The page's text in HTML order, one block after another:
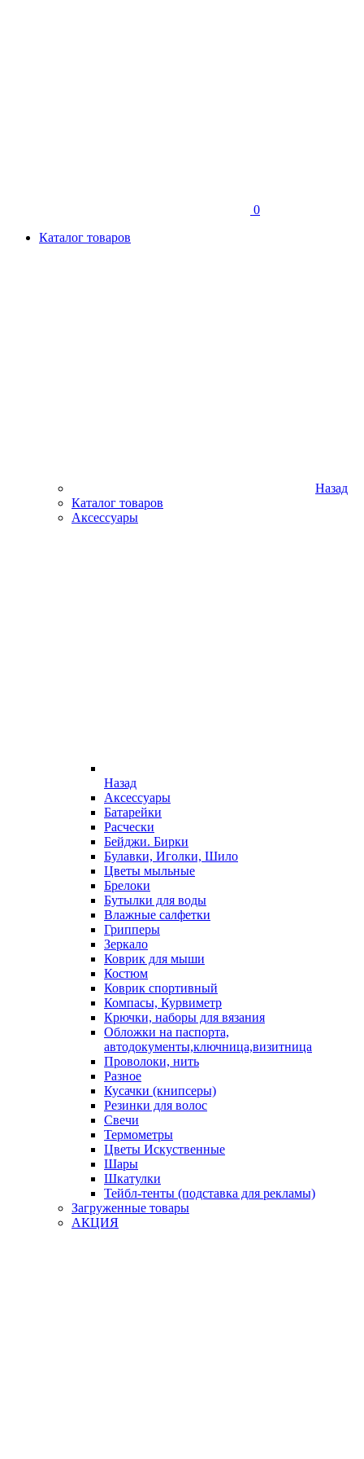
0
Каталог товаров
Назад
Каталог товаров
Аксессуары
Назад
Аксессуары
Батарейки
Расчески
Бейджи. Бирки
Булавки, Иголки, Шило
Цветы мыльные
Брелоки
Бутылки для воды
Влажные салфетки
Грипперы
Зеркало
Коврик для мыши
Костюм
Коврик спортивный
Компасы, Курвиметр
Крючки, наборы для вязания
Обложки на паспорта,
автодокументы,ключница,визитница
Проволоки, нить
Разное
Кусачки (книпсеры)
Резинки для волос
Свечи
Термометры
Цветы Искуственные
Шары
Шкатулки
Тейбл-тенты (подставка для рекламы)
Загруженные товары
АКЦИЯ